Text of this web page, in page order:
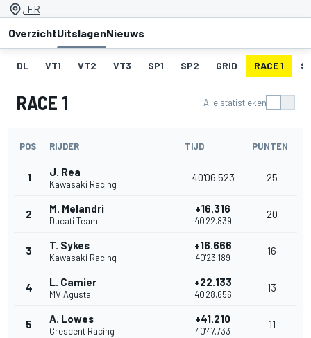
, FR
OverzichtUitslagenNieuws
DL VT1 VT2 VT3 SP1 SP2 GRID RACE 1
RACE 1 Alle statistieken
POS RIJDER TIJD PUNTEN
1 J. Rea
Kawasaki Racing
40'06.523 25
2 M. Melandri
Ducati Team
+16.316
40'22.839
20
3 T. Sykes
Kawasaki Racing
+16.666
40'23.189
16
4 L. Camier
MV Agusta
+22.133
40'28.656
13
5 A. Lowes
Crescent Racing
+41.210
40'47.733
11